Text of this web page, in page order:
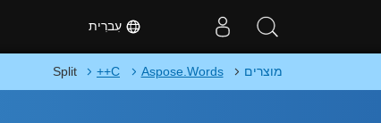
מוצרים Aspose.Words
C++
Split
עִברִית